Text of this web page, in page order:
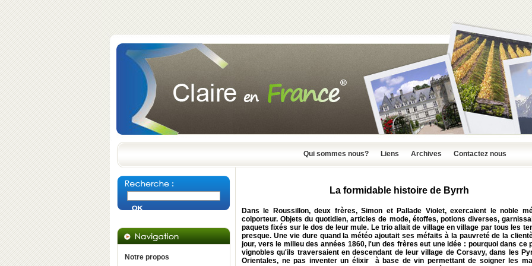
Qui sommes nous? Liens Archives Contactez nous
Notre propos
La formidable histoire de Byrrh
Dans le Roussillon, deux frères, Simon et Pallade Violet, exercaient le noble
colporteur. Objets du quotidien, articles de mode, étoffes, potions diverses,
paquets fixés sur le dos de leur mule. Le trio allait de village en village par tous les
presque. Une vie dure quand la météo ajoutait ses méfaits à la pauvreté de la
jour, vers le milieu des années 1860, l'un des frères eut une idée : pourquoi dans ce
vignobles qu'ils traversaient en descendant de leur village de Corsavy, dans les
Orientales, ne pas inventer un élixir à base de vin permettant de soigner les